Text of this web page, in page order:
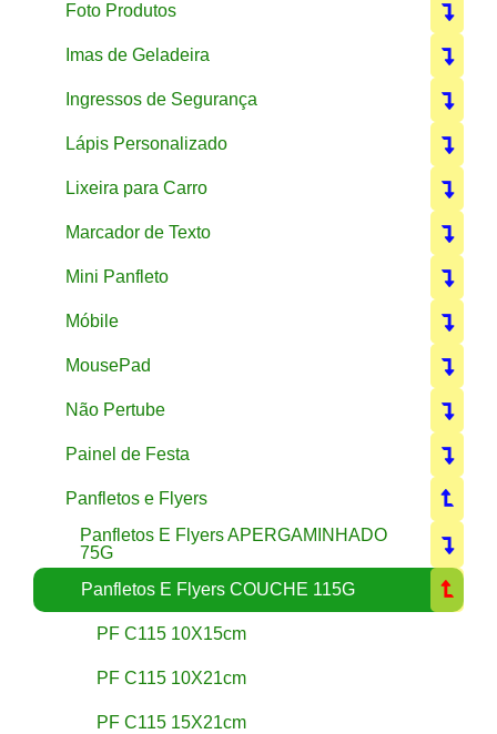
Foto Produtos
Imas de Geladeira
Ingressos de Segurança
Lápis Personalizado
Lixeira para Carro
Marcador de Texto
Mini Panfleto
Móbile
MousePad
Não Pertube
Painel de Festa
Panfletos e Flyers
Panfletos E Flyers APERGAMINHADO
75G
Panfletos E Flyers COUCHE 115G
PF C115 10X15cm
PF C115 10X21cm
PF C115 15X21cm